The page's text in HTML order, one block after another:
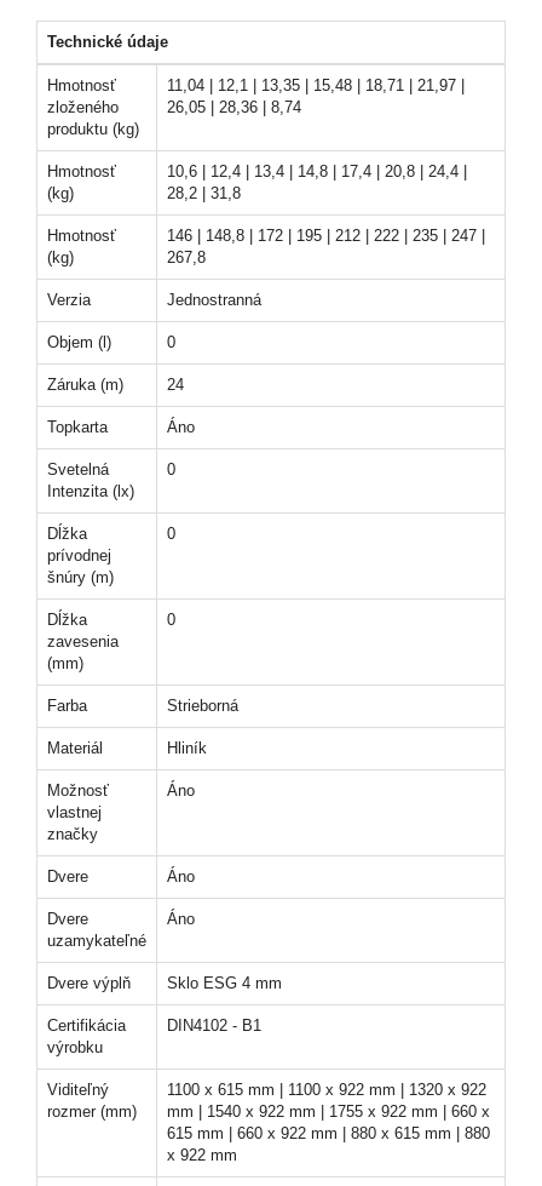
Technické údaje
Hmotnosť
zloženého
produktu (kg)
11,04 | 12,1 | 13,35 | 15,48 | 18,71 | 21,97 |
26,05 | 28,36 | 8,74
Hmotnosť
(kg)
10,6 | 12,4 | 13,4 | 14,8 | 17,4 | 20,8 | 24,4 |
28,2 | 31,8
Hmotnosť
(kg)
146 | 148,8 | 172 | 195 | 212 | 222 | 235 | 247 |
267,8
Verzia Jednostranná
Objem (l) 0
Záruka (m) 24
Topkarta Áno
Svetelná
Intenzita (lx)
0
Dĺžka
prívodnej
šnúry (m)
0
Dĺžka
zavesenia
(mm)
0
Farba Strieborná
Materiál Hliník
Možnosť
vlastnej
značky
Áno
Dvere Áno
Dvere
uzamykateľné
Áno
Dvere výplň Sklo ESG 4 mm
Certifikácia
výrobku
DIN4102 - B1
Viditeľný
rozmer (mm)
1100 x 615 mm | 1100 x 922 mm | 1320 x 922
mm | 1540 x 922 mm | 1755 x 922 mm | 660 x
615 mm | 660 x 922 mm | 880 x 615 mm | 880
x 922 mm